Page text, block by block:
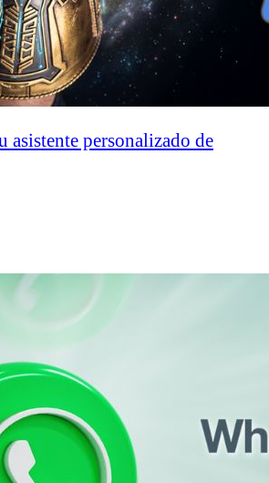
asistente personalizado de